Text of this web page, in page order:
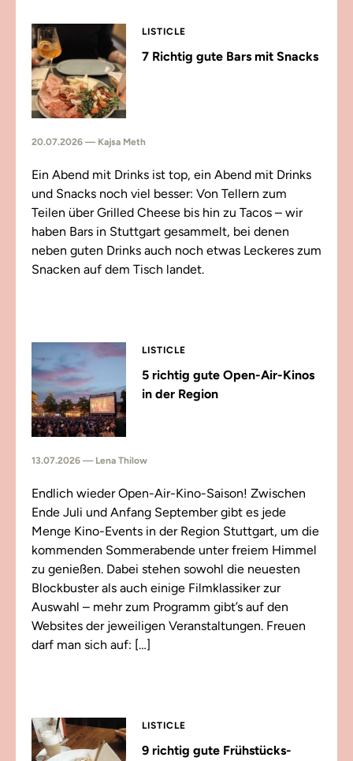
LISTICLE
7 Richtig gute Bars mit Snacks
20.07.2026 — Kajsa Meth
Ein Abend mit Drinks ist top, ein Abend mit Drinks
und Snacks noch viel besser: Von Tellern zum
Teilen über Grilled Cheese bis hin zu Tacos – wir
haben Bars in Stuttgart gesammelt, bei denen
neben guten Drinks auch noch etwas Leckeres zum
Snacken auf dem Tisch landet.
LISTICLE
5 richtig gute Open-Air-Kinos
in der Region
13.07.2026 — Lena Thilow
Endlich wieder Open-Air-Kino-Saison! Zwischen
Ende Juli und Anfang September gibt es jede
Menge Kino-Events in der Region Stuttgart, um die
kommenden Sommerabende unter freiem Himmel
zu genießen. Dabei stehen sowohl die neuesten
Blockbuster als auch einige Filmklassiker zur
Auswahl – mehr zum Programm gibt’s auf den
Websites der jeweiligen Veranstaltungen. Freuen
darf man sich auf: […]
LISTICLE
9 richtig gute Frühstücks-